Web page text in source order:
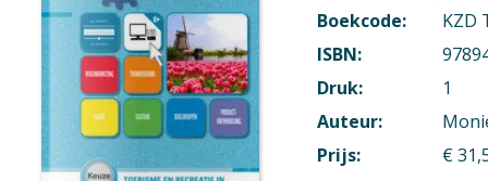
Boekcode:
KZD
ISBN:
Druk:
1
Auteur:
Prijs:
€